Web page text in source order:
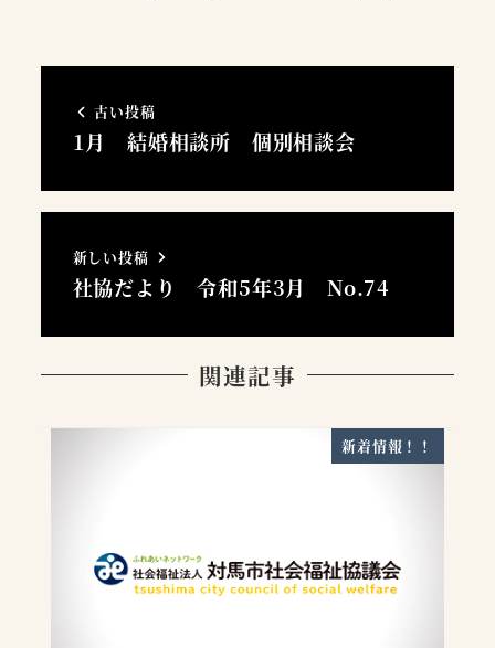
古い投稿
1月 結婚相談所 個別相談会
新しい投稿
社協だより 令和5年3月 No.74
関連記事
新着情報！！